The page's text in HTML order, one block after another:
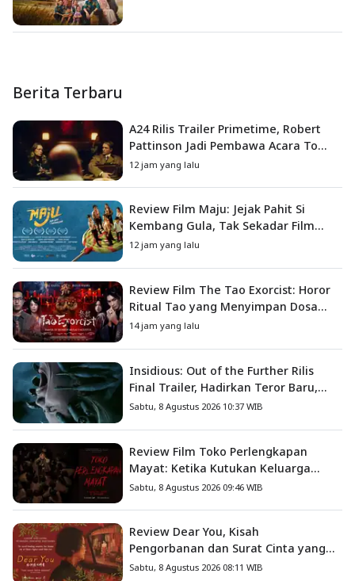
Berita Terbaru
A24 Rilis Trailer Primetime, Robert
Pattinson Jadi Pembawa Acara To
Catch a Predator
12 jam yang lalu
Review Film Maju: Jejak Pahit Si
Kembang Gula, Tak Sekadar Film
Petualangan Anak
12 jam yang lalu
Review Film The Tao Exorcist: Horor
Ritual Tao yang Menyimpan Dosa
Masa Lalu
14 jam yang lalu
Insidious: Out of the Further Rilis
Final Trailer, Hadirkan Teror Baru,
Iblis Kini Masuk ke Dunia Manusia
Sabtu, 8 Agustus 2026 10:37 WIB
Review Film Toko Perlengkapan
Mayat: Ketika Kutukan Keluarga
Menjadi Sumber Teror yang
Sabtu, 8 Agustus 2026 09:46 WIB
Review Dear You, Kisah
Pengorbanan dan Surat Cinta yang
Menyentuh Hati
Sabtu, 8 Agustus 2026 08:11 WIB